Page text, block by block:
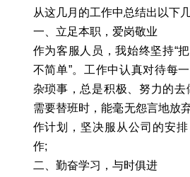
从这几月的工作中总结出以下几
一、立足本职，爱岗敬业
作为客服人员，我始终坚持“
不简单”。工作中认真对待每
杂琐事，总是积极、努力的
需要替班时，能毫无怨言地放
作计划，坚决服从公司的安
作;
二、勤奋学习，与时俱进